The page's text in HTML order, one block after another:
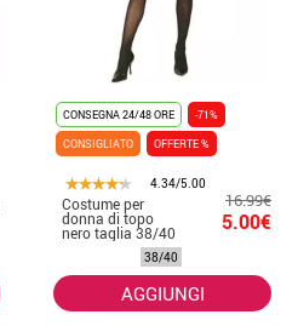
CONSEGNA 24/48 ORE
-71%
CONSIGLIATO
OFFERTE %
4.34/5.00
Costume per
donna di topo
nero taglia 38/40
16.99€
5.00€
38/40
AGGIUNGI